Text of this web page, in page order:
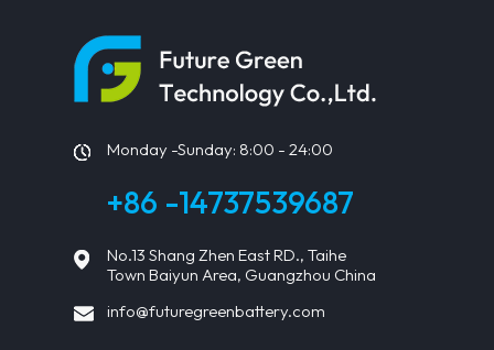
pro
für
hat
Monday -Sunday: 8:00 - 24:00
+86 -14737539687
No.13 Shang Zhen East RD., Taihe
Town Baiyun Area, Guangzhou China
info@futuregreenbattery.com